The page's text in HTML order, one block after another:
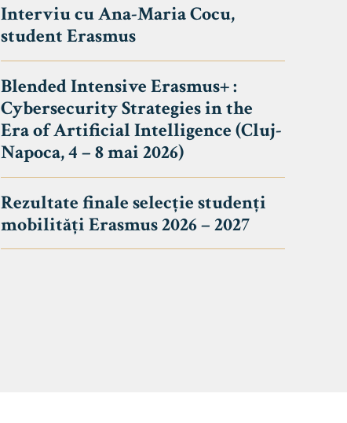
Interviu cu Ana-Maria Cocu,
student Erasmus
Blended Intensive Erasmus+ :
Cybersecurity Strategies in the
Era of Artificial Intelligence (Cluj-
Napoca, 4 – 8 mai 2026)
Rezultate finale selecție studenți
mobilități Erasmus 2026 – 2027